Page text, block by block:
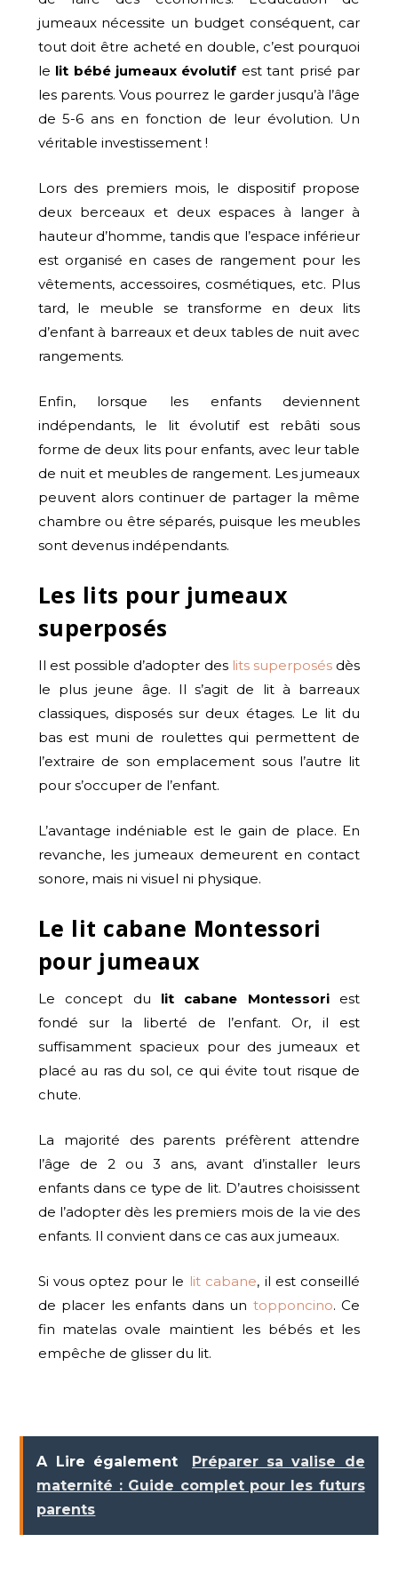
jumeaux nécessite un budget conséquent, car
tout doit être acheté en double, c’est pourquoi
le lit bébé jumeaux évolutif est tant prisé par
les parents. Vous pourrez le garder jusqu’à l’âge
de 5-6 ans en fonction de leur évolution. Un
véritable investissement !
Lors des premiers mois, le dispositif propose
deux berceaux et deux espaces à langer à
hauteur d’homme, tandis que l’espace inférieur
est organisé en cases de rangement pour les
vêtements, accessoires, cosmétiques, etc. Plus
tard, le meuble se transforme en deux lits
d’enfant à barreaux et deux tables de nuit avec
rangements.
Enfin, lorsque les enfants deviennent
indépendants, le lit évolutif est rebâti sous
forme de deux lits pour enfants, avec leur table
de nuit et meubles de rangement. Les jumeaux
peuvent alors continuer de partager la même
chambre ou être séparés, puisque les meubles
sont devenus indépendants.
Les lits pour jumeaux
superposés
Il est possible d’adopter deslits superposés dès
le plus jeune âge. Il s’agit de lit à barreaux
classiques, disposés sur deux étages. Le lit du
bas est muni de roulettes qui permettent de
l’extraire de son emplacement sous l’autre lit
pour s’occuper de l’enfant.
L’avantage indéniable est le gain de place. En
revanche, les jumeaux demeurent en contact
sonore, mais ni visuel ni physique.
Le lit cabane Montessori
pour jumeaux
Le concept du lit cabane Montessoriest
fondé sur la liberté de l’enfant. Or, il est
suffisamment spacieux pour des jumeaux et
placé au ras du sol, ce qui évite tout risque de
chute.
La majorité des parents préfèrent attendre
l’âge de 2 ou 3 ans, avant d’installer leurs
enfants dans ce type de lit. D’autres choisissent
de l’adopter dès les premiers mois de la vie des
enfants. Il convient dans ce cas aux jumeaux.
Si vous optez pour le lit cabane, il est conseillé
de placer les enfants dans un topponcino. Ce
fin matelas ovale maintient les bébés et les
empêche de glisser du lit.
A Lire également
Préparer sa valise de
maternité : Guide complet pour les futurs
parents